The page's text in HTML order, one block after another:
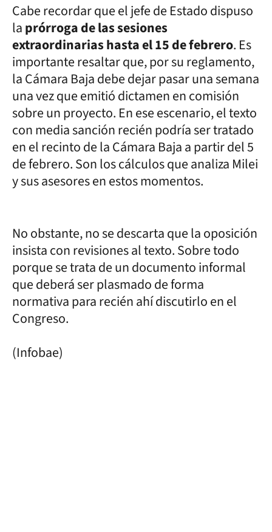
Cabe recordar que el jefe de Estado dispuso
laprórroga de las sesiones
extraordinarias hasta el 15 de febrero. Es
importante resaltar que, por su reglamento,
la Cámara Baja debe dejar pasar una semana
una vez que emitió dictamen en comisión
sobre un proyecto. En ese escenario, el texto
con media sanción recién podría ser tratado
en el recinto de la Cámara Baja a partir del 5
de febrero. Son los cálculos que analiza Milei
y sus asesores en estos momentos.
No obstante, no se descarta que la oposición
insista con revisiones al texto. Sobre todo
porque se trata de un documento informal
que deberá ser plasmado de forma
normativa para recién ahí discutirlo en el
Congreso.
(Infobae)